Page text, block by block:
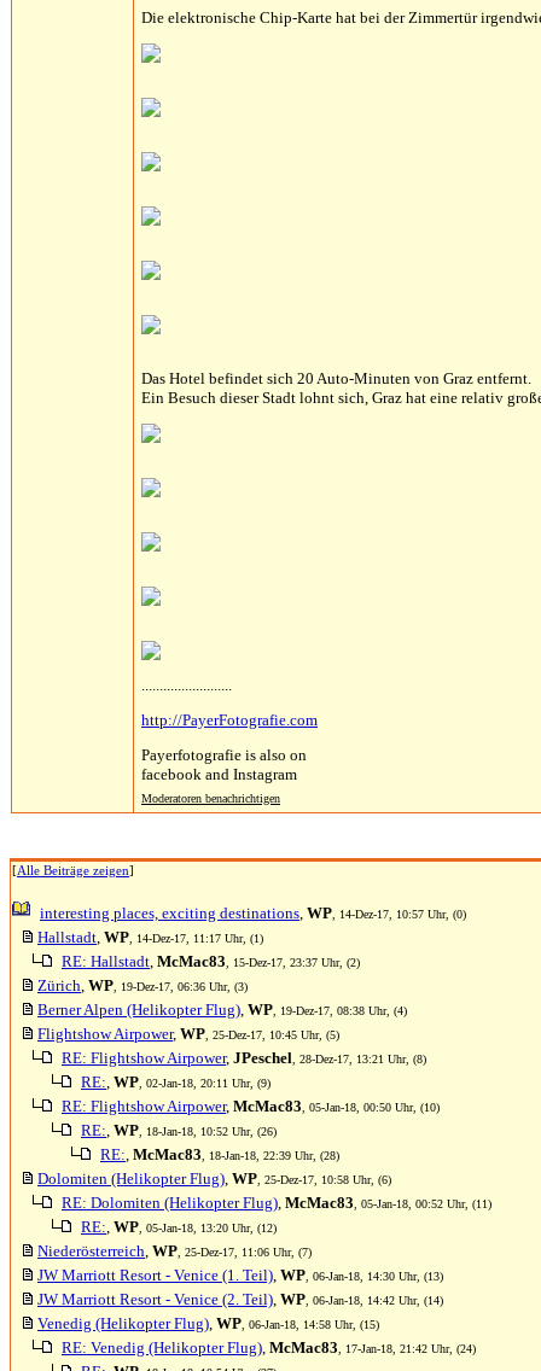
Die elektronische Chip-Karte hat bei der Zimmertür
Das Hotel befindet sich 20 Auto-Minuten von Graz entfernt.
Ein Besuch dieser Stadt lohnt sich, Graz hat eine relativ
.........................
http://PayerFotografie.com
Payerfotografie is also on
facebook and Instagram
Moderatoren benachrichtigen
[Alle Beiträge zeigen]
interesting places, exciting destinations, WP , 14-Dez-17, 10:57 Uhr, (0)
Hallstadt, WP , 14-Dez-17, 11:17 Uhr, (1)
RE: Hallstadt, McMac83 , 15-Dez-17, 23:37 Uhr, (2)
Zürich, WP , 19-Dez-17, 06:36 Uhr, (3)
Berner Alpen (Helikopter Flug), WP , 19-Dez-17, 08:38 Uhr, (4)
Flightshow Airpower, WP , 25-Dez-17, 10:45 Uhr, (5)
RE: Flightshow Airpower, JPeschel , 28-Dez-17, 13:21 Uhr, (8)
RE:, WP , 02-Jan-18, 20:11 Uhr, (9)
RE: Flightshow Airpower, McMac83 , 05-Jan-18, 00:50 Uhr, (10)
RE:, WP , 18-Jan-18, 10:52 Uhr, (26)
RE:, McMac83 , 18-Jan-18, 22:39 Uhr, (28)
Dolomiten (Helikopter Flug), WP , 25-Dez-17, 10:58 Uhr, (6)
RE: Dolomiten (Helikopter Flug), McMac83 , 05-Jan-18, 00:52 Uhr, (11)
RE:, WP , 05-Jan-18, 13:20 Uhr, (12)
Niederösterreich, WP , 25-Dez-17, 11:06 Uhr, (7)
JW Marriott Resort - Venice (1. Teil), WP , 06-Jan-18, 14:30 Uhr, (13)
JW Marriott Resort - Venice (2. Teil), WP , 06-Jan-18, 14:42 Uhr, (14)
Venedig (Helikopter Flug), WP , 06-Jan-18, 14:58 Uhr, (15)
RE: Venedig (Helikopter Flug), McMac83 , 17-Jan-18, 21:42 Uhr, (24)